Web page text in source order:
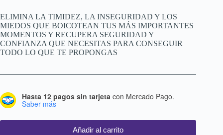
era:
$369,000.00.
es:
$199,000.00.
ELIMINA LA TIMIDEZ, LA INSEGURIDAD Y LOS
MIEDOS QUE BOICOTEAN TUS MÁS IMPORTANTES
MOMENTOS Y RECUPERA SEGURIDAD Y
CONFIANZA QUE NECESITAS PARA CONSEGUIR
TODO LO QUE TE PROPONGAS
Hasta 12 pagos sin tarjeta con Mercado Pago.
Saber más
Añadir al carrito